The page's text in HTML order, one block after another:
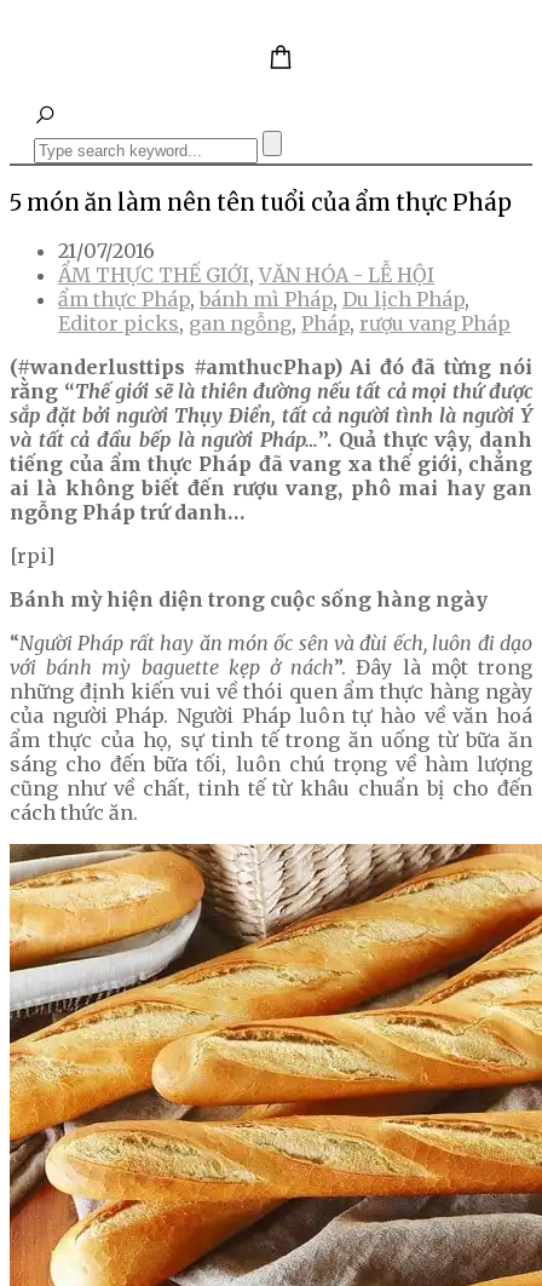
5 món ăn làm nên tên tuổi của ẩm thực Pháp
21/07/2016
ẨM THỰC THẾ GIỚI,VĂN HÓA - LỄ HỘI
ẩm thực Pháp, bánh mì Pháp, Du lịch Pháp,
Editor picks, gan ngỗng, Pháp, rượu vang Pháp
(#wanderlusttips #amthucPhap) Ai đó đã từng nói
rằng “Thế giới sẽ là thiên đường nếu tất cả mọi thứ được
sắp đặt bởi người Thụy Điển, tất cả người tình là người Ý
và tất cả đầu bếp là người Pháp…”. Quả thực vậy, danh
tiếng của ẩm thực Pháp đã vang xa thế giới, chẳng
ai là không biết đến rượu vang, phô mai hay gan
ngỗng Pháp trứ danh…
[rpi]
Bánh mỳ hiện diện trong cuộc sống hàng ngày
“Người Pháp rất hay ăn món ốc sên và đùi ếch, luôn đi dạo
với bánh mỳ baguette kẹp ở nách”. Đây là một trong
những định kiến vui về thói quen ẩm thực hàng ngày
của người Pháp. Người Pháp luôn tự hào về văn hoá
ẩm thực của họ, sự tinh tế trong ăn uống từ bữa ăn
sáng cho đến bữa tối, luôn chú trọng về hàm lượng
cũng như về chất, tinh tế từ khâu chuẩn bị cho đến
cách thức ăn.